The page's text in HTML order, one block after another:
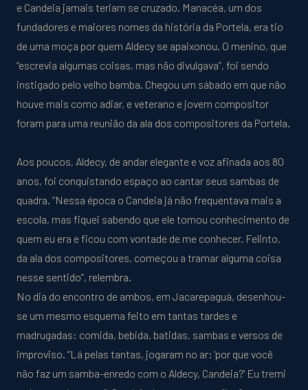
e Candeia jamais teriam se cruzado. Manacéa, um dos
fundadores e maiores nomes da história da Portela, era tio
de uma moça por quem Aldecy se apaixonou. O menino, que
“escrevia algumas coisas, mas não divulgava”, foi sendo
instigado pelo velho bamba. Chegou um sábado em que não
houve mais como adiar, e veterano e jovem compositor
foram para uma reunião da ala dos compositores da Portela.
Aos poucos, Aldecy, de andar elegante e voz afinada aos 80
anos, foi conquistando espaço ao cantar seus sambas de
quadra. “Nessa época o Candeia já não frequentava mais a
escola, mas fiquei sabendo que ele tomou conhecimento de
quem eu era e ficou com vontade de me conhecer. Felinto,
da ala dos compositores, começou a tramar alguma coisa
nesse sentido”, relembra.
No dia do encontro de ambos, em Jacarepaguá, desenhou-
se um mesmo esquema feito em tantas tardes e
madrugadas: comida, bebida, batidas, sambas e versos de
improviso. “Lá pelas tantas, jogaram no ar: 'por que você
não faz um samba-enredo com o Aldecy, Candeia?' Eu tremi